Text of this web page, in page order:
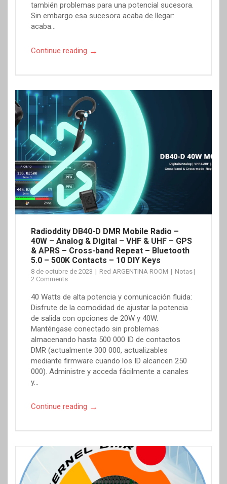
también problemas para una potencial sucesora.
Sin embargo esa sucesora acaba de llegar:
acaba…
Continue reading →
Radioddity DB40-D DMR Mobile Radio –
40W – Analog & Digital – VHF & UHF – GPS
& APRS – Cross-band Repeat – Bluetooth
5.0 – 500K Contacts – 10 DIY Keys
8 de octubre de 2023 Red ARGENTINA ROOM
Notas
2 Comments
40 Watts de alta potencia y comunicación fluida:
Disfrute de la comodidad de ajustar la potencia
de salida con opciones de 20W y 40W.
Manténgase conectado sin problemas
almacenando hasta 500 000 ID de contactos
DMR (actualmente 300 000, actualizables
mediante firmware cuando los ID alcancen 250
000). Administre y acceda fácilmente a canales
y…
Continue reading →